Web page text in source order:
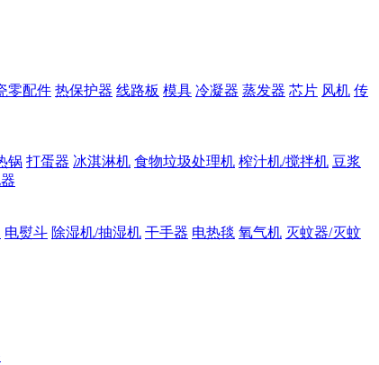
零配件 热保护器 线路板 模具 冷凝器 蒸发器 芯片 风机 传
锅 打蛋器 冰淇淋机 食物垃圾处理机 榨汁机/搅拌机 豆浆
电熨斗 除湿机/抽湿机 干手器 电热毯 氧气机 灭蚊器/灭蚊